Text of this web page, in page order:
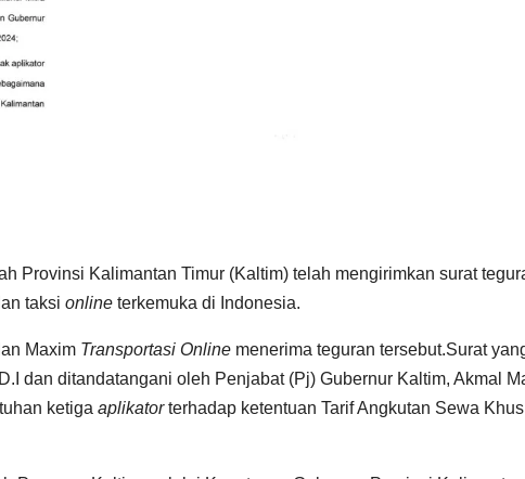
Provinsi Kalimantan Timur (Kaltim) telah mengirimkan surat
taksi online terkemuka di Indonesia.
Maxim Transportasi Online menerima teguran tersebut.Surat
dan ditandatangani oleh Penjabat (Pj) Gubernur Kaltim, Akmal
ketiga aplikatorterhadap ketentuan Tarif Angkutan Sewa